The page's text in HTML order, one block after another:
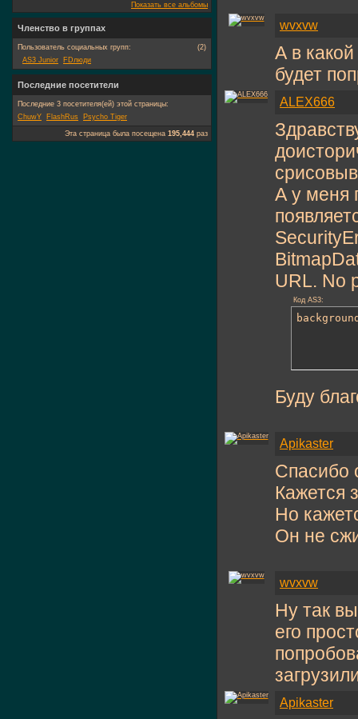
wvxvw
А в
будет
ALEX666
А у меня
URL. No
Код AS3:
Буду
Apikaster
Спасибо
Кажется
Но
Он не
wvxvw
Ну так
его
Apikaster
Показать все альбомы
Членство в группах
(2)
Пользователь социальных групп:
AS3 Junior
FDлюди
Последние посетители
Последние 3 посетителя(ей) этой страницы:
ChuwY
FlashRus Psycho Tiger
Эта страница была посещена 195,444 раз